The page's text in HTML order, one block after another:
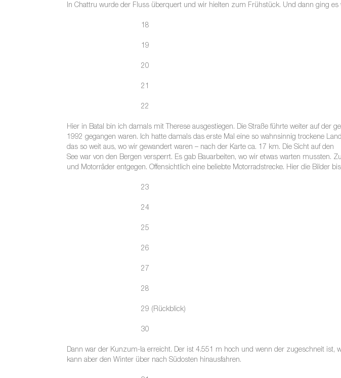
In Chattru wurde der Fluss überquert und wir hielten zum Frühstück. Und dann ging es
18
19
20
21
22
Hier in Batal bin ich damals mit Therese ausgestiegen. Die Straße führte weiter auf der
1992 gegangen waren. Ich hatte damals das erste Mal eine so wahnsinnig trockene
das so weit aus, wo wir gewandert waren – nach der Karte ca. 17 km. Die Sicht auf den
See war von den Bergen versperrt. Es gab Bauarbeiten, wo wir etwas warten
und Motorräder entgegen. Offensichtlich eine beliebte Motorradstrecke. Hier die Bilder
23
24
25
26
27
28
29 (Rückblick)
30
Dann war der Kunzum-la erreicht. Der ist 4.551 m hoch und wenn der zugeschneit ist,
kann aber den Winter über nach Südosten hinausfahren.